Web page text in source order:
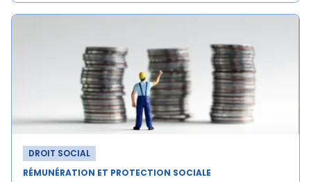
DROIT SOCIAL
RÉMUNÉRATION ET PROTECTION SOCIALE